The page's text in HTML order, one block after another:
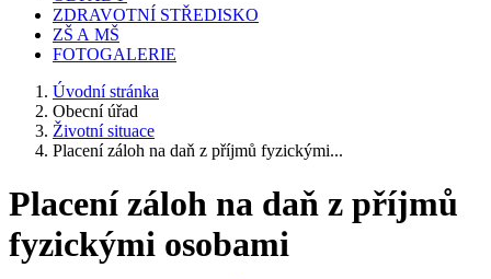
ZDRAVOTNÍ STŘEDISKO
ZŠ A MŠ
FOTOGALERIE
Úvodní stránka
Obecní úřad
Životní situace
Placení záloh na daň z příjmů fyzickými...
Placení záloh na daň z příjmů
fyzickými osobami